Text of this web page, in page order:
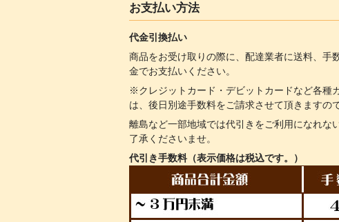
お支払い方法
代金引換払い
商品をお受け取りの際に、配達業者に送料、手
金でお支払いください。
※クレジットカード・デビットカードなど各種
は、後日別途手数料をご請求させて頂きますの
離島など一部地域では代引きをご利用になれな
了承くださいませ。
代引き手数料（表示価格は税込です。）